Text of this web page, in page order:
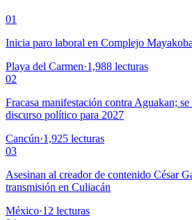
01
Inicia paro laboral en Complejo
Playa del Carmen·1,988 lecturas
02
Fracasa manifestación contra Aguakan; se
discurso político para 2027
Cancún·1,925 lecturas
03
Asesinan al creador de contenido César
transmisión en Culiacán
México·12 lecturas